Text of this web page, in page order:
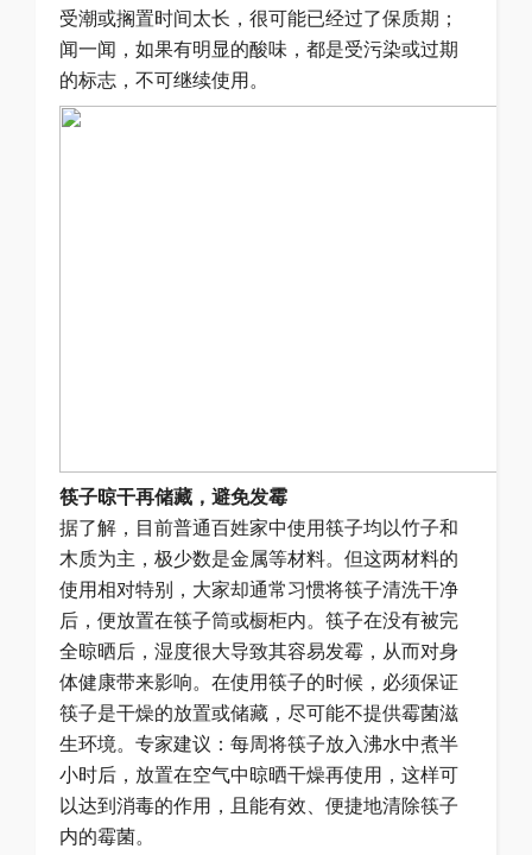
受潮或搁置时间太长，很可能已经过了保质期；
闻一闻，如果有明显的酸味，都是受污染或过期
的标志，不可继续使用。
筷子晾干再储藏，避免发霉
据了解，目前普通百姓家中使用筷子均以竹子和
木质为主，极少数是金属等材料。但这两材料的
使用相对特别，大家却通常习惯将筷子清洗干净
后，便放置在筷子筒或橱柜内。筷子在没有被完
全晾晒后，湿度很大导致其容易发霉，从而对身
体健康带来影响。在使用筷子的时候，必须保证
筷子是干燥的放置或储藏，尽可能不提供霉菌滋
生环境。专家建议：每周将筷子放入沸水中煮半
小时后，放置在空气中晾晒干燥再使用，这样可
以达到消毒的作用，且能有效、便捷地清除筷子
内的霉菌。